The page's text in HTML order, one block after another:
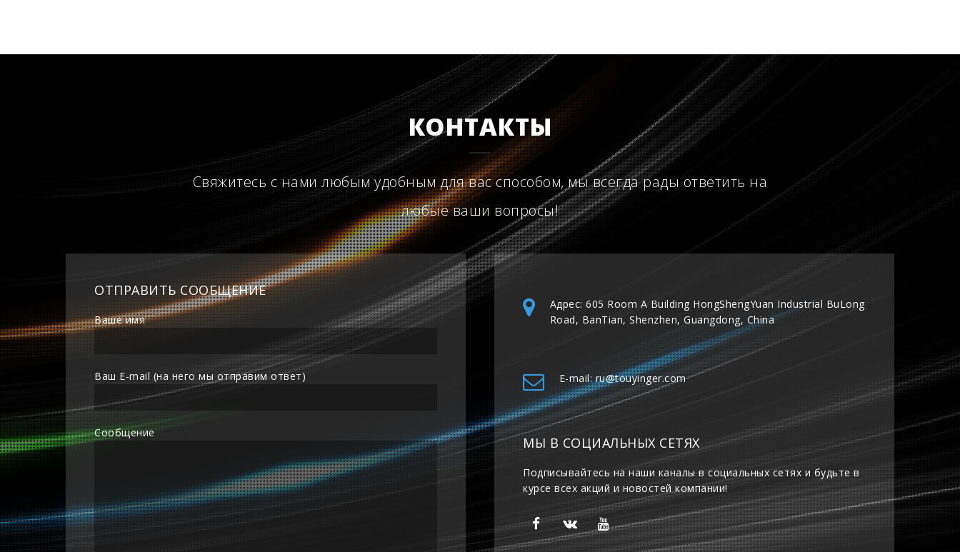
КОНТАКТЫ
Свяжитесь с нами любым удобным для вас способом, мы всегда рады ответить на
любые ваши вопросы!
ОТПРАВИТЬ СООБЩЕНИЕ
Ваше имя
Ваш E-mail (на него мы отправим ответ)
Сообщение
Адрес: 605 Room A Building HongShengYuan Industrial BuLong
Road, BanTian, Shenzhen, Guangdong, China
E-mail: ru@touyinger.com
МЫ В СОЦИАЛЬНЫХ СЕТЯХ
Подписывайтесь на наши каналы в социальных сетях и будьте в
курсе всех акций и новостей компании!